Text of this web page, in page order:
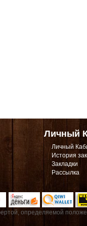
Личный
Личный
История
Закладки
Рассылка
определяемой